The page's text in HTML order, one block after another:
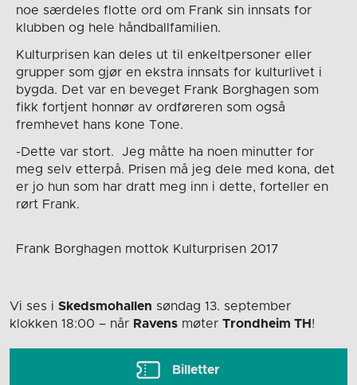
noe særdeles flotte ord om Frank sin innsats for
klubben og hele håndballfamilien.
Kulturprisen kan deles ut til enkeltpersoner eller
grupper som gjør en ekstra innsats for kulturlivet i
bygda. Det var en beveget Frank Borghagen som
fikk fortjent honnør av ordføreren som også
fremhevet hans kone Tone.
-Dette var stort. Jeg måtte ha noen minutter for
meg selv etterpå. Prisen må jeg dele med kona, det
er jo hun som har dratt meg inn i dette, forteller en
rørt Frank.
Frank Borghagen mottok Kulturprisen 2017
Vi ses i Skedsmohallen søndag 13. september
klokken 18:00 – når Ravens møter Trondheim TH !
Billetter